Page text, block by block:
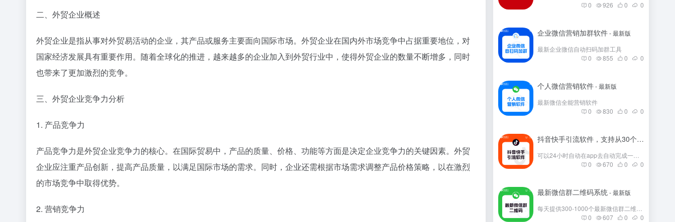
二、外贸企业概述
外贸企业是指从事对外贸易活动的企业，其产品或服务主要面向国际市场。外贸企业在国内外市场竞争中占据重要地位，对
国家经济发展具有重要作用。随着全球化的推进，越来越多的企业加入到外贸行业中，使得外贸企业的数量不断增多，同时
也带来了更加激烈的竞争。
三、外贸企业竞争力分析
1. 产品竞争力
产品竞争力是外贸企业竞争力的核心。在国际贸易中，产品的质量、价格、功能等方面是决定企业竞争力的关键因素。外贸
企业应注重产品创新，提高产品质量，以满足国际市场的需求。同时，企业还需根据市场需求调整产品价格策略，以在激烈
的市场竞争中取得优势。
2. 营销竞争力
0
926 0 0
企业微信营销加群软件- 最新版
最新企业微信自动扫码加群工具
0
855 0 0
个人微信营销软件- 最新版
最新微信全能营销软件
0
830 0 0
抖音快手引流软件，支持从30个平台引流
0
670 0 0
最新微信群二维码系统- 最新版
0
607 0 0